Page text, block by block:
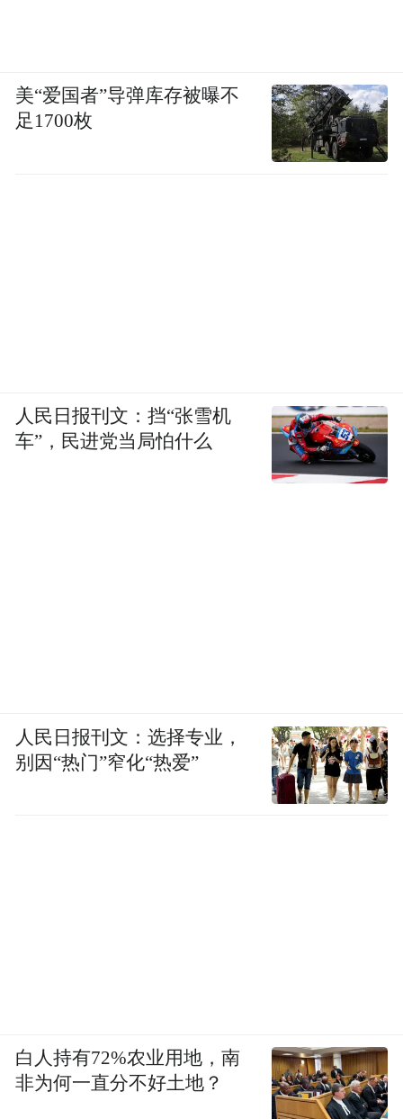
美“爱国者”导弹库存被曝不
足1700枚
人民日报刊文：挡“张雪机
车”，民进党当局怕什么
人民日报刊文：选择专业，
别因“热门”窄化“热爱”
白人持有72%农业用地，南
非为何一直分不好土地？